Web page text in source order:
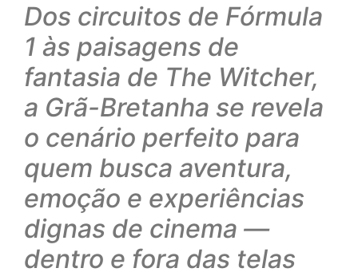
Dos circuitos de Fórmula
1 às paisagens de
fantasia de The Witcher,
a Grã-Bretanha se revela
o cenário perfeito para
quem busca aventura,
emoção e experiências
dignas de cinema —
dentro e fora das telas